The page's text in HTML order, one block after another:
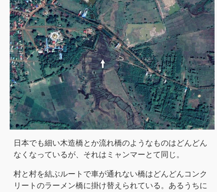
日本でも細い木造橋とか流れ橋のようなものはどんどん
なくなっているが、それはミャンマーとて同じ。
村と村を結ぶルートで車が通れない橋はどんどんコンク
リートのラーメン橋に掛け替えられている。あるうちに